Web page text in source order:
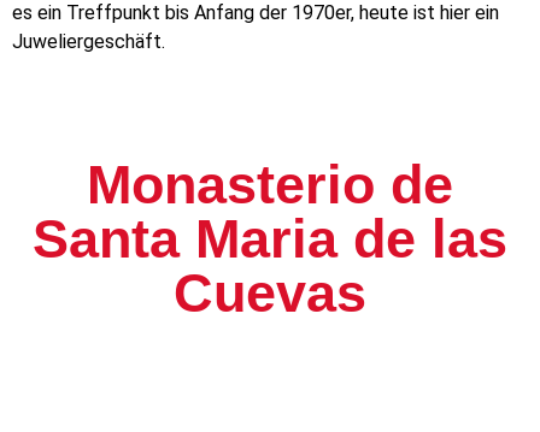
es ein Treffpunkt bis Anfang der 1970er, heute ist hier ein
Juweliergeschäft.
Monasterio de
Santa Maria de las
Cuevas